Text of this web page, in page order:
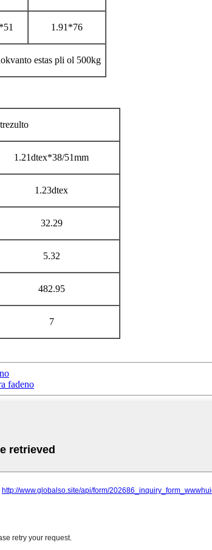
1.91*76
estas pli ol 500kg
1.21dtex*38/51mm
1.23dtex
32.29
5.32
482.95
7
fadeno